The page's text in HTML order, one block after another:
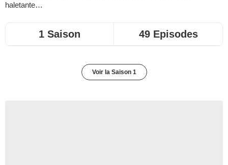
haletante…
1 Saison 49 Episodes
Voir la Saison 1